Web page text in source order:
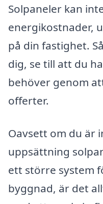
Solpaneler kan
energikostnader,
på din fastighet.
dig, se till att du
behöver genom
offerter.
Oavsett om du är
uppsättning
ett större system
byggnad, är det